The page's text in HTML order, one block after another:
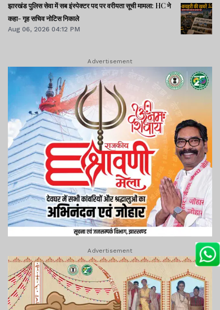
झारखंड पुलिस सेवा में सब इंस्पेक्टर पद पर वरीयता सूची मामला: HC ने
कहा- गृह सचिव नोटिस निकाले
Aug 06, 2026 04:12 PM
Advertisement
Advertisement